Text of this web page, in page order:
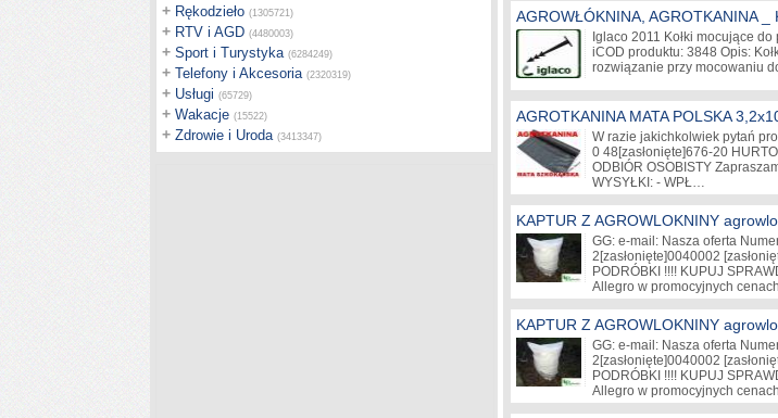
+ Rękodzieło (1305721)
+ RTV i AGD (4480003)
+ Sport i Turystyka (6284249)
+ Telefony i Akcesoria (2320319)
+ Usługi (65729)
+ Wakacje (15522)
+ Zdrowie i Uroda (3413347)
AGROWŁÓKNINA, AGROTKANINA
Iglaco 2011 Kołki mocujące
iCOD produktu: 3848 Opis:
rozwiązanie przy mocowaniu
AGROTKANINA MATA POLSKA
W razie jakichkolwiek pytań
0 48 [zasłonięte]676-20
ODBIÓR OSOBISTY
WYSYŁKI: - WPŁ…
KAPTUR Z AGROWLOKNINY
GG: e-mail: Nasza oferta
2 [zasłonięte]0040002
PODRÓBKI !!!! KUPUJ
Allegro w promocyjnych
KAPTUR Z AGROWLOKNINY
GG: e-mail: Nasza oferta
2 [zasłonięte]0040002
PODRÓBKI !!!! KUPUJ
Allegro w promocyjnych